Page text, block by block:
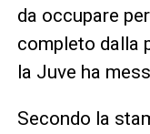
da occupare
completo dalla
la Juve ha
Secondo la